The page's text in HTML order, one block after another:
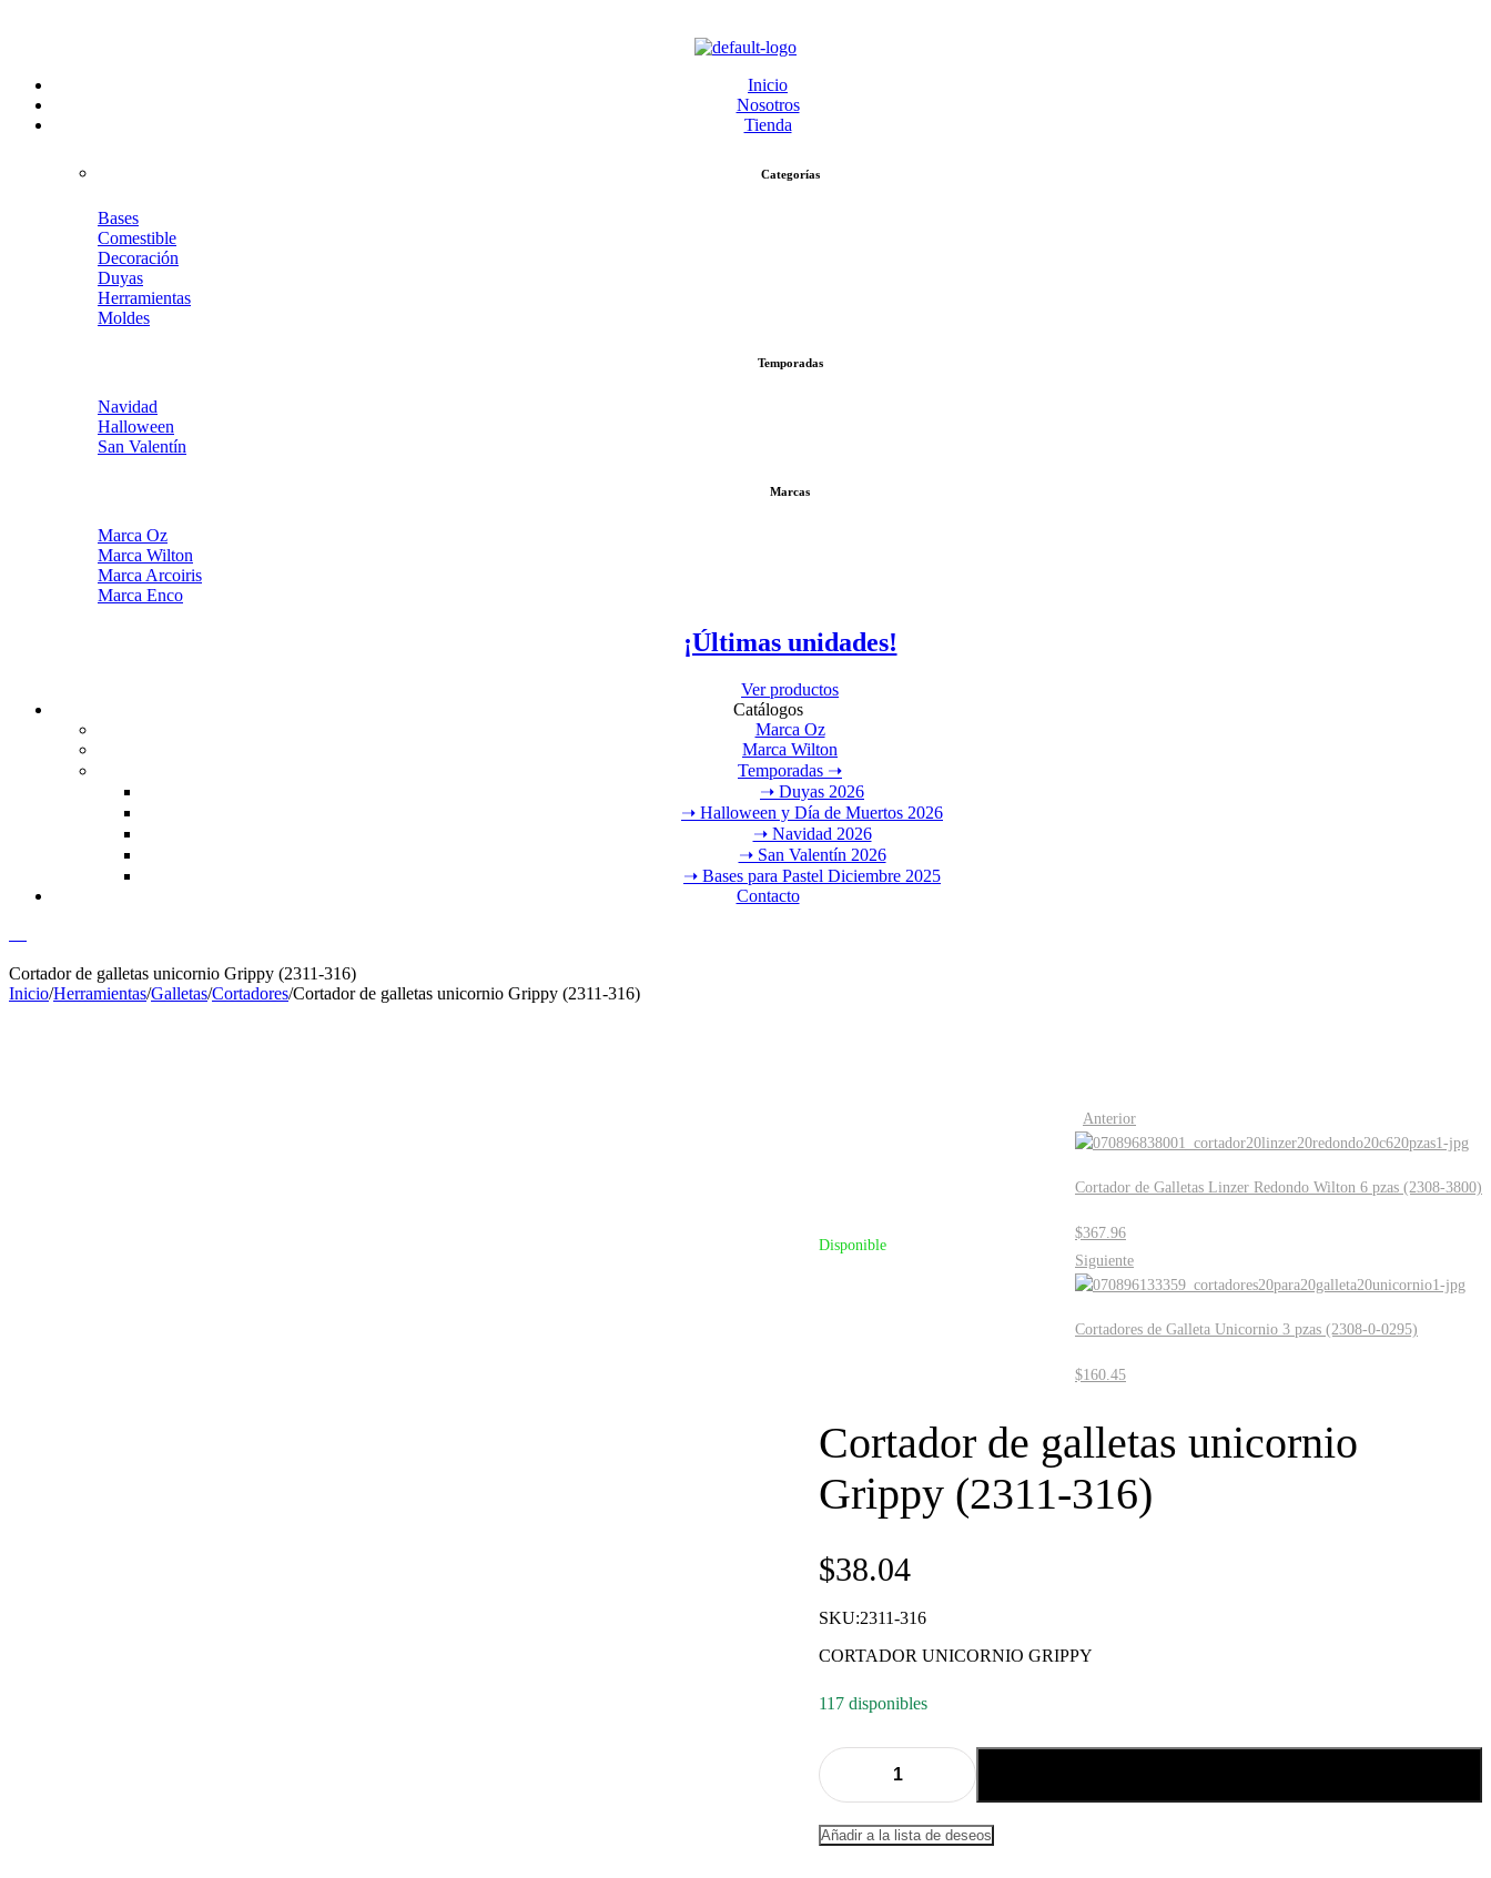
Inicio
Nosotros
Tienda
Categorías
Bases
Comestible
Decoración
Duyas
Herramientas
Moldes
Temporadas
Navidad
Halloween
San Valentín
Marcas
Marca Oz
Marca Wilton
Marca Arcoiris
Marca Enco
¡Últimas unidades!
Ver productos
Catálogos
Marca Oz
Marca Wilton
Temporadas ➝
➝ Duyas 2026
➝ Halloween y Día de Muertos 2026
➝ Navidad 2026
➝ San Valentín 2026
➝ Bases para Pastel Diciembre 2025
Contacto
Cortador de galletas unicornio Grippy (2311-316)
Inicio/Herramientas/Galletas/Cortadores/Cortador de galletas unicornio Grippy (2311-316)
Disponible
Anterior
Cortador de Galletas Linzer Redondo Wilton 6 pzas (2308-3800)
$367.96
Siguiente
Cortadores de Galleta Unicornio 3 pzas (2308-0-0295)
$160.45
Cortador de galletas unicornio
Grippy (2311-316)
$38.04
SKU:2311-316
CORTADOR UNICORNIO GRIPPY
117 disponibles
Quantity:
Añadir a la lista de deseos